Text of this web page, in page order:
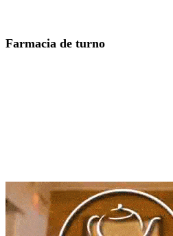
Farmacia de turno